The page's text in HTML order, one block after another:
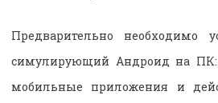
Предварительно необходимо
симулирующий Андроид на ПК:
мобильные приложения и